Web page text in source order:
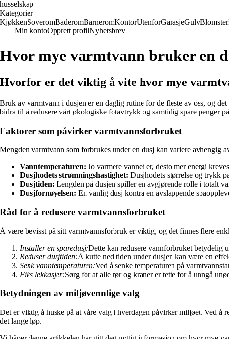
husselskap
Kategorier
KjøkkenSoveromBaderomBarneromKontorUtenforGarasjeGulvBlomster
Min kontoOpprett profilNyhetsbrev
Hvor mye varmtvann bruker en
Hvorfor er det viktig å vite hvor mye
Bruk av varmtvann i dusjen er en daglig rutine for de fleste av oss, og
bidra til å redusere vårt økologiske fotavtrykk og samtidig spare penger
Faktorer som påvirker varmtvannsforbruket
Mengden varmtvann som forbrukes under en dusj kan variere avhengig
Vanntemperaturen: Jo varmere vannet er, desto mer energi
Dusjhodets strømningshastighet: Dusjhodets størrelse og trykk
Dusjtiden: Lengden på dusjen spiller en avgjørende rolle i totalt
Dusjfornøyelsen: En vanlig dusj kontra en avslappende
Råd for å redusere varmtvannsforbruket
Å være bevisst på sitt varmtvannsforbruk er viktig, og det finnes flere
Installer en sparedusj:Dette kan redusere vannforbruket betydelig
Reduser dusjtiden:Å kutte ned tiden under dusjen kan være en
Senk vanntemperaturen:Ved å senke temperaturen på
Fiks lekkasjer:Sørg for at alle rør og kraner er tette for å unngå
Betydningen av miljøvennlige valg
Det er viktig å huske på at våre valg i hverdagen påvirker miljøet. Ved å
det lange løp.